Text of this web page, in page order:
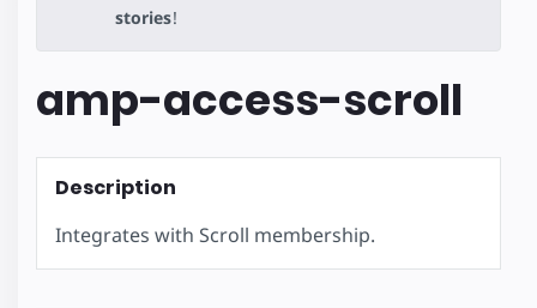
stories!
amp-access-scroll
Description
Integrates with Scroll membership.